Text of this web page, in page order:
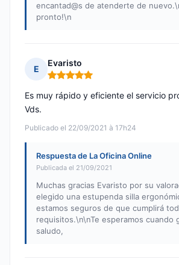
encantad@s de atenderte de
pronto!\n
E
Evaristo
Nota: 5 de 5
Publicado el 22/09/2021 à 17h24
Es muy rápido y eficiente el servicio
Vds.
Respuesta de La Oficina Online
Publicada el 21/09/2021
Muchas gracias Evaristo por su
elegido una estupenda silla
estamos seguros de que cumplirá
requisitos.\n\nTe esperamos cuando
saludo,